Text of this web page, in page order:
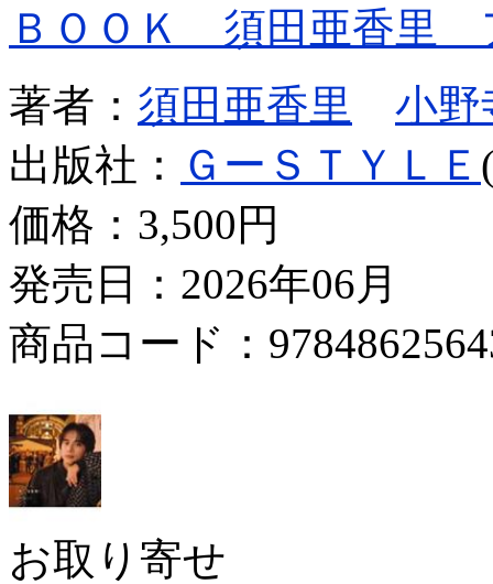
ＢＯＯＫ 須田亜香里
著者： 須田亜香里
小野
出版社： ＧーＳＴＹＬＥ
価格： 3,500円
発売日：2026年06月
商品コード：
お取り寄せ